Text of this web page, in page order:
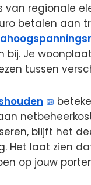
van regionale
betalen aan
bij. Je
tussen
blijft het
Het laat zien
op jouw